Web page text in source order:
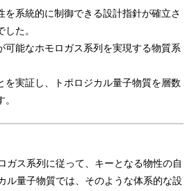
系統的に制御できる設計指針が確立さ
た。
可能なホモロガス系列を実現する物質系
実証し、トポロジカル量子物質を層数
ス系列に従って、キーとなる物性の自
ル量子物質では、そのような体系的な設